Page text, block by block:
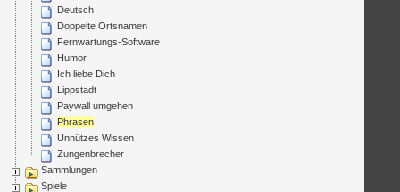
Deutsch
Doppelte Ortsnamen
Fernwartungs-Software
Humor
Ich liebe Dich
Lippstadt
Paywall umgehen
Phrasen
Unnützes Wissen
Zungenbrecher
Sammlungen
Spiele